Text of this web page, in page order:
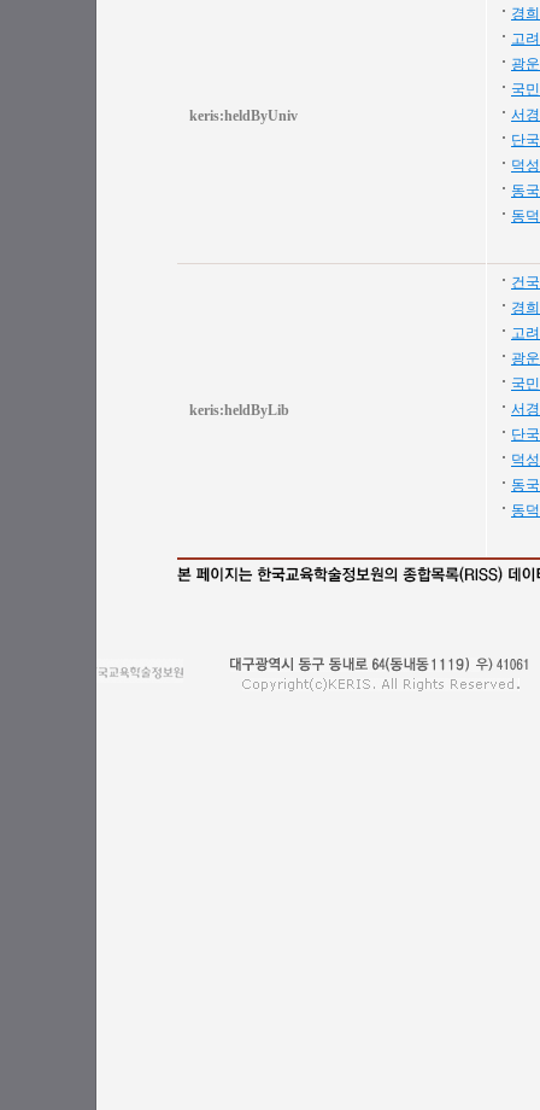
keris:heldByUniv
경
고
광
국
서
단
덕
동
동
keris:heldByLib
건
경
고
광
국
서
단
덕
동
동